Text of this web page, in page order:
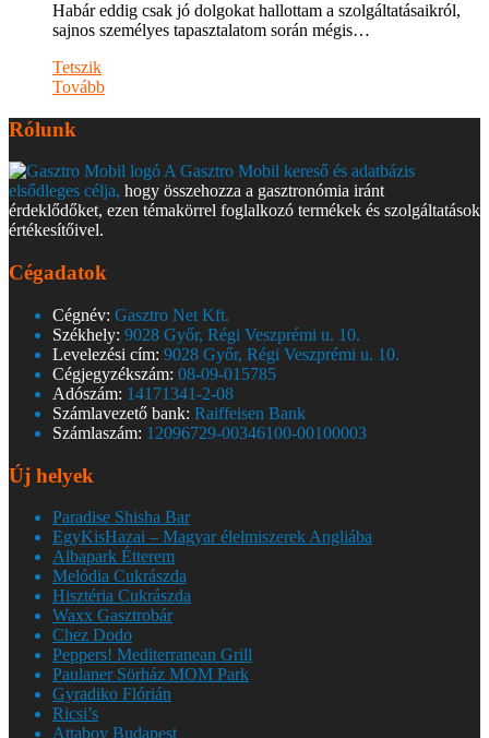
Habár eddig csak jó dolgokat hallottam a szolgáltatásaikról,
sajnos személyes tapasztalatom során mégis…
Tetszik
Tovább
Rólunk
A Gasztro Mobil kereső és adatbázis
elsődleges célja, hogy összehozza a gasztronómia iránt
érdeklődőket, ezen témakörrel foglalkozó termékek és szolgáltatások
értékesítőivel.
Cégadatok
Cégnév: Gasztro Net Kft.
Székhely: 9028 Győr, Régi Veszprémi u. 10.
Levelezési cím: 9028 Győr, Régi Veszprémi u. 10.
Cégjegyzékszám: 08-09-015785
Adószám: 14171341-2-08
Számlavezető bank: Raiffeisen Bank
Számlaszám: 12096729-00346100-00100003
Új helyek
Paradise Shisha Bar
EgyKisHazai – Magyar élelmiszerek Angliába
Albapark Étterem
Melódia Cukrászda
Hisztéria Cukrászda
Waxx Gasztrobár
Chez Dodo
Peppers! Mediterranean Grill
Paulaner Sörház MOM Park
Gyradiko Flórián
Ricsi’s
Attaboy Budapest